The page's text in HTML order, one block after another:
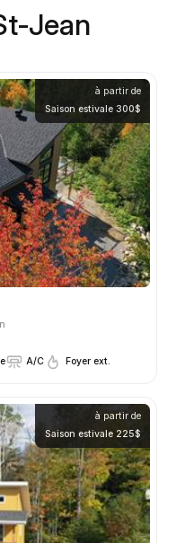
Jean
à partir de
Saison estivale 300$
A/C Foyer ext.
à partir de
Saison estivale 225$